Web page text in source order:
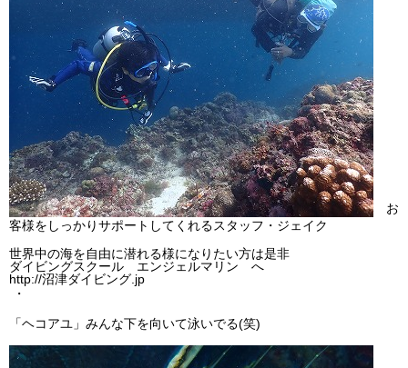
お客様の声
Q & A
お
客様をしっかりサポートしてくれるスタッフ・ジェイク
世界中の海を自由に潜れる様になりたい方は是非
ダイビングスクール エンジェルマリン へ
http://沼津ダイビング.jp
・
「ヘコアユ」みんな下を向いて泳いでる(笑)